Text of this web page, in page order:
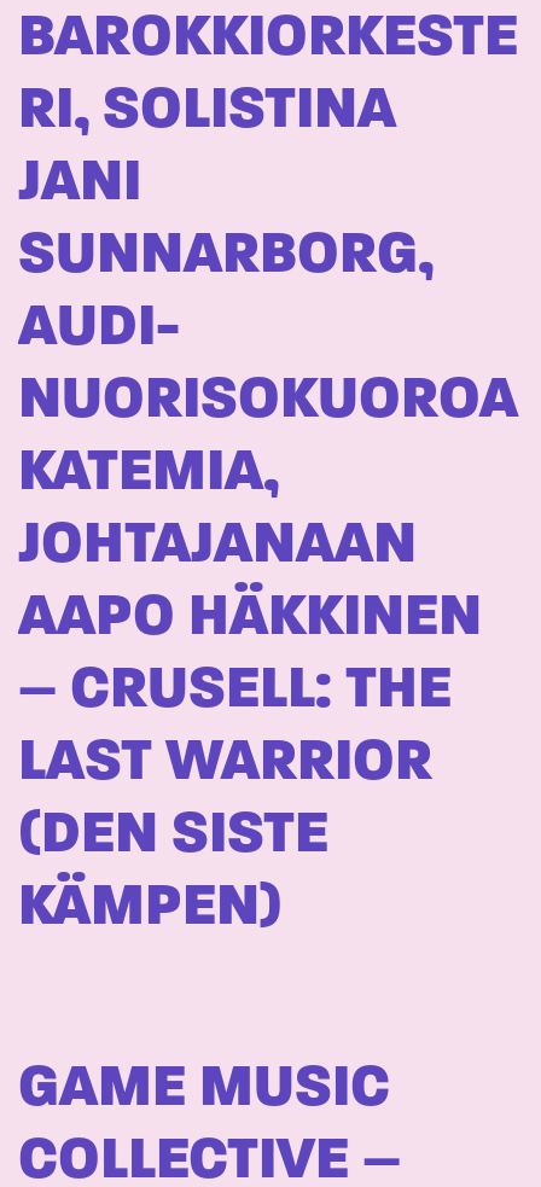
BAROKKIORKESTE
RI, SOLISTINA
JANI
SUNNARBORG,
AUDI-
NUORISOKUOROA
KATEMIA,
JOHTAJANAAN
AAPO HÄKKINEN
– CRUSELL: THE
LAST WARRIOR
(DEN SISTE
KÄMPEN)
GAME MUSIC
COLLECTIVE –